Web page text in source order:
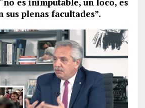
“no es inimputable, un loco, es
sus plenas facultades”.